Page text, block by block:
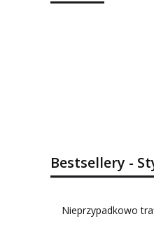
Bestsellery -
Nieprzypadkowo